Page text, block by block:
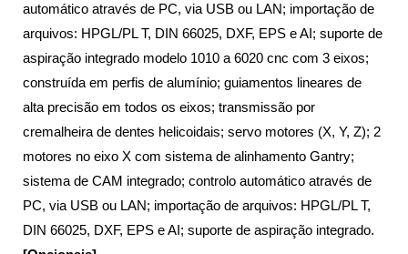
automático através de PC, via USB ou LAN; importação de
arquivos: HPGL/PL T, DIN 66025, DXF, EPS e AI; suporte de
aspiração integrado modelo 1010 a 6020 cnc com 3 eixos;
construída em perfis de alumínio; guiamentos lineares de
alta precisão em todos os eixos; transmissão por
cremalheira de dentes helicoidais; servo motores (X, Y, Z); 2
motores no eixo X com sistema de alinhamento Gantry;
sistema de CAM integrado; controlo automático através de
PC, via USB ou LAN; importação de arquivos: HPGL/PL T,
DIN 66025, DXF, EPS e AI; suporte de aspiração integrado.